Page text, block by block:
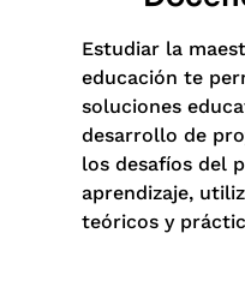
Estudiar la
educación te
soluciones
desarrollo de
los desafíos del
aprendizaje,
teóricos y